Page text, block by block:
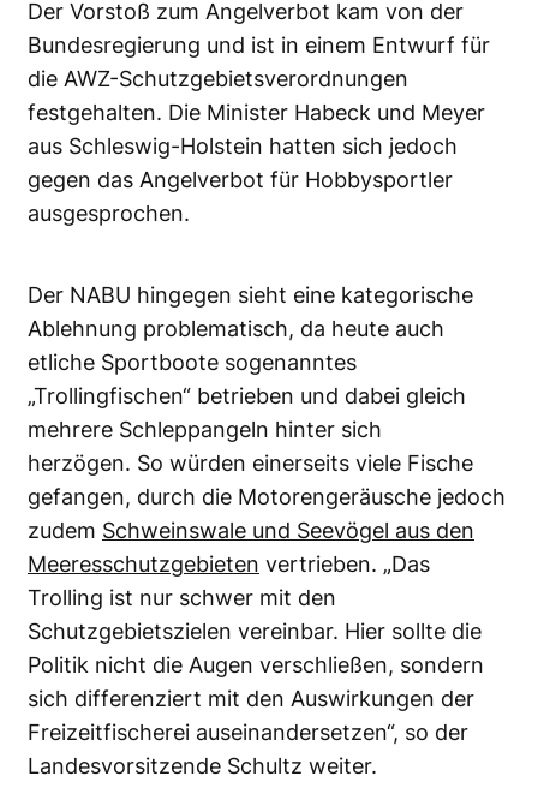
Der Vorstoß zum Angelverbot kam von der
Bundesregierung und ist in einem Entwurf für
die AWZ-Schutzgebietsverordnungen
festgehalten. Die Minister Habeck und Meyer
aus Schleswig-Holstein hatten sich jedoch
gegen das Angelverbot für Hobbysportler
ausgesprochen.
Der NABU hingegen sieht eine kategorische
Ablehnung problematisch, da heute auch
etliche Sportboote sogenanntes
„Trollingfischen“ betrieben und dabei gleich
mehrere Schleppangeln hinter sich
herzögen. So würden einerseits viele Fische
gefangen, durch die Motorengeräusche jedoch
zudem Schweinswale und Seevögel aus den
Meeresschutzgebieten vertrieben. „Das
Trolling ist nur schwer mit den
Schutzgebietszielen vereinbar. Hier sollte die
Politik nicht die Augen verschließen, sondern
sich differenziert mit den Auswirkungen der
Freizeitfischerei auseinandersetzen“, so der
Landesvorsitzende Schultz weiter.